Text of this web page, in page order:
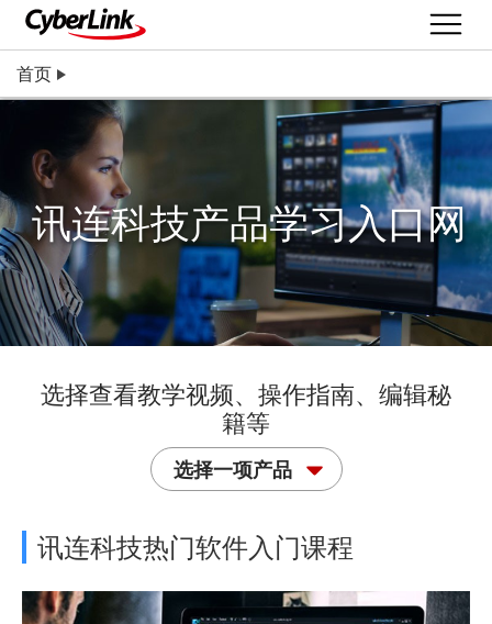
首页
讯连科技产品学习入口网
选择查看教学视频、操作指南、编辑秘
籍等
选择一项产品
讯连科技热门软件入门课程